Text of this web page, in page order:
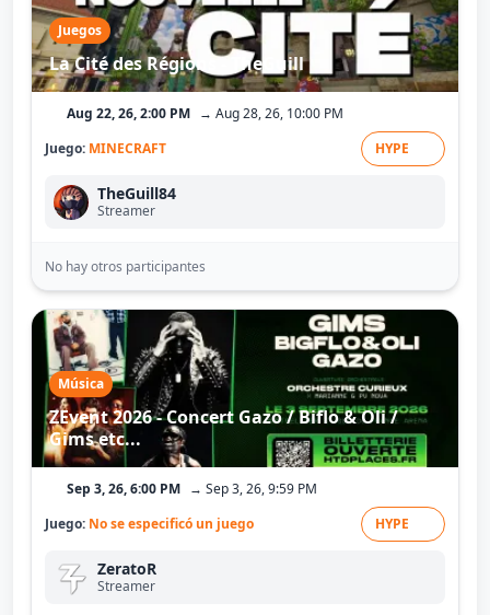
Juegos
La Cité des Régions - TheGuill
Aug 22, 26, 2:00 PM → Aug 28, 26, 10:00 PM
Juego: MINECRAFT HYPE
TheGuill84
Streamer
No hay otros participantes
Música
ZEvent 2026 - Concert Gazo / Biflo & Oli /
Gims etc...
Sep 3, 26, 6:00 PM → Sep 3, 26, 9:59 PM
Juego: No se especificó un juego HYPE
ZeratoR
Streamer